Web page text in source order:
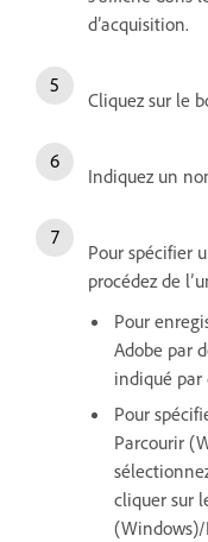
d’acquisition.
Cliquez sur le
Indiquez un
Pour spécifier
procédez de
Pour
Adobe par
indiqué par
Pour
Parcourir
cliquer sur
(Windows)/